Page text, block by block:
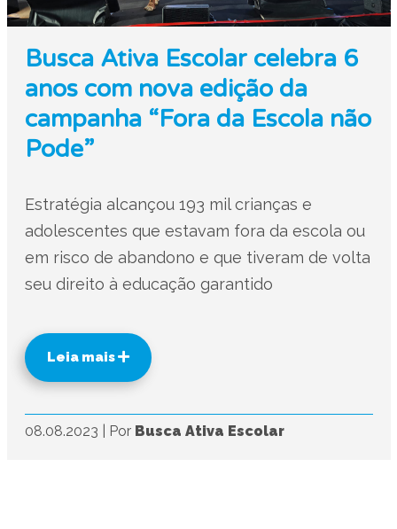
Busca Ativa Escolar celebra 6
anos com nova edição da
campanha “Fora da Escola não
Pode”
Estratégia alcançou 193 mil crianças e
adolescentes que estavam fora da escola ou
em risco de abandono e que tiveram de volta
seu direito à educação garantido
Leia mais
08.08.2023 Por Busca Ativa Escolar